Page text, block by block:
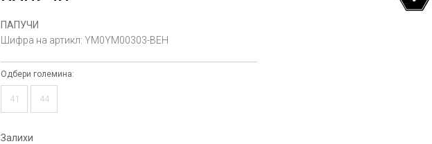
ПАПУЧИ
Шифра на артикл: YM0YM00303-BEH
Одбери големина:
41 44
Залихи